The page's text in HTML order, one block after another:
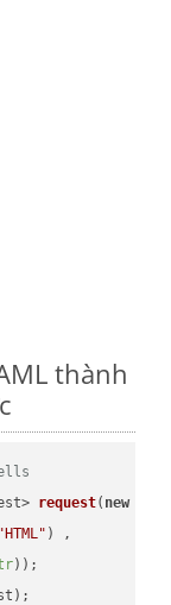
thành
request( new
"HTML" ) ,
))